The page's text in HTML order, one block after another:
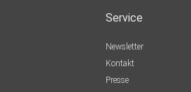
Service
Newsletter
Kontakt
Presse